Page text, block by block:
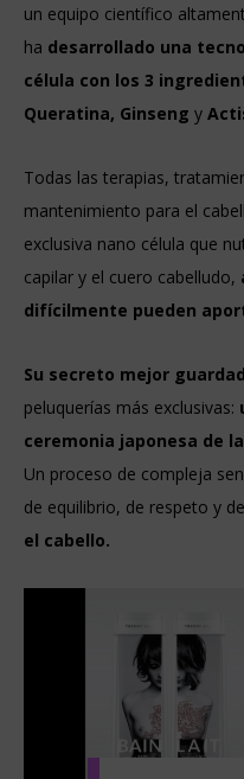
un equipo científico
ha desarrollado una
célula con los 3
Queratina, Ginseng y
Todas las terapias,
mantenimiento para el
exclusiva nano célula que
capilar y el cuero cabelludo,
difícilmente pueden
Su secreto mejor
peluquerías más exclusivas:
ceremonia japonesa de
Un proceso de compleja
de equilibrio, de respeto y
el cabello.